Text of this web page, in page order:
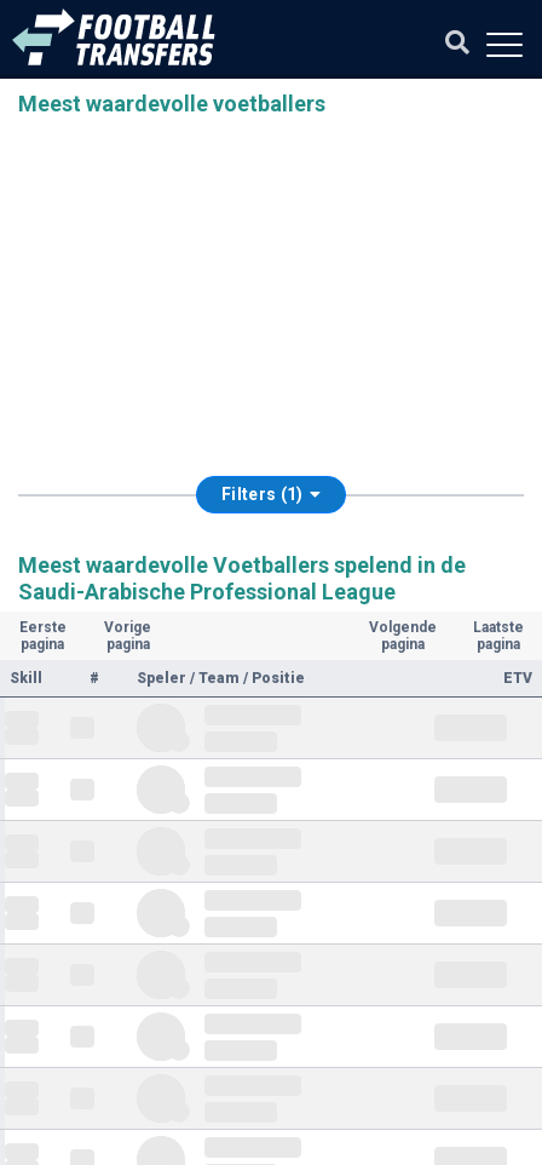
Meest waardevolle voetballers
Filters (1)
Meest waardevolle Voetballers spelend in de
Saudi-Arabische Professional League
Eerste
pagina
Vorige
pagina
Volgende
pagina
Laatste
pagina
Skill
# Speler / Team / Positie ETV